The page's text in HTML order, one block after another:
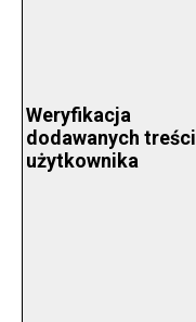
Weryfikacja
dodawanych treści
użytkownika